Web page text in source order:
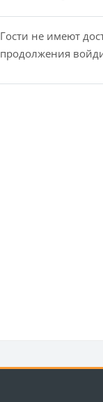
Гости не имеют
продолжения